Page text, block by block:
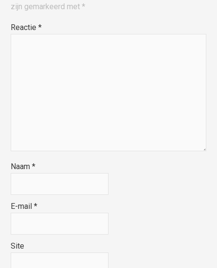
zijn gemarkeerd met*
Reactie*
Naam*
E-mail*
Site